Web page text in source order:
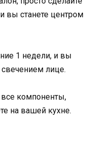
1 недели, и вы
лице.
компоненты,
на вашей кухне.